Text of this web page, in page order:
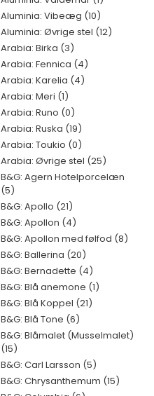
Aluminia: Vibeæg (10)
Aluminia: Øvrige stel (12)
Arabia: Birka (3)
Arabia: Fennica (4)
Arabia: Karelia (4)
Arabia: Meri (1)
Arabia: Runo (0)
Arabia: Ruska (19)
Arabia: Toukio (0)
Arabia: Øvrige stel (25)
B&G: Agern Hotelporcelæn
(5)
B&G: Apollo (21)
B&G: Apollon (4)
B&G: Apollon med følfod (8)
B&G: Ballerina (20)
B&G: Bernadette (4)
B&G: Blå anemone (1)
B&G: Blå Koppel (21)
B&G: Blå Tone (6)
B&G: Blåmalet (Musselmalet)
(15)
B&G: Carl Larsson (5)
B&G: Chrysanthemum (15)